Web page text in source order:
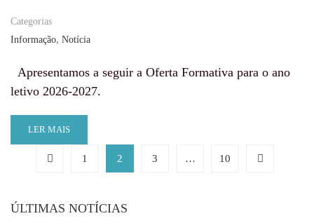
Categorias
Informação, Notícia
Apresentamos a seguir a Oferta Formativa para o ano
letivo 2026-2027.
LER MAIS
1 2 3 … 10
ÚLTIMAS NOTÍCIAS